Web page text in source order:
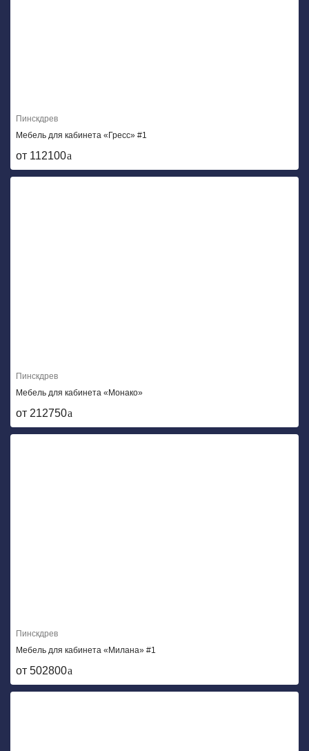
Пинскдрев
Мебель для кабинета «Гресс» #1
от 112100
Пинскдрев
Мебель для кабинета «Монако»
от 212750
Пинскдрев
Мебель для кабинета «Милана» #1
от 502800